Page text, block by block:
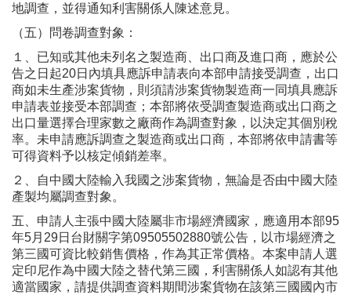
地調查，並得通知利害關係人陳述意見。
（五）問卷調查對象：
１、已知或其他未列名之製造商、出口商及進口商，應於公
告之日起20日內填具應訴申請表向本部申請接受調查，出口
商如未生產涉案貨物，則須請涉案貨物製造商一同填具應訴
申請表並接受本部調查；本部將依受調查製造商或出口商之
出口量選擇合理家數之廠商作為調查對象，以決定其個別稅
率。未申請應訴調查之製造商或出口商，本部將依申請書等
可得資料予以核定傾銷差率。
２、自中國大陸輸入我國之涉案貨物，無論是否由中國大陸
產製均屬調查對象。
五、申請人主張中國大陸屬非市場經濟國家，應適用本部95
年5月29日台財關字第09505502880號公告，以市場經濟之
第三國可資比較銷售價格，作為其正常價格。本案申請人選
定印尼作為中國大陸之替代第三國，利害關係人如認有其他
適當國家，請提供調查資料期間涉案貨物在該第三國國內市